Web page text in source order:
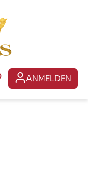
DU HAST 0
ANMELDEN